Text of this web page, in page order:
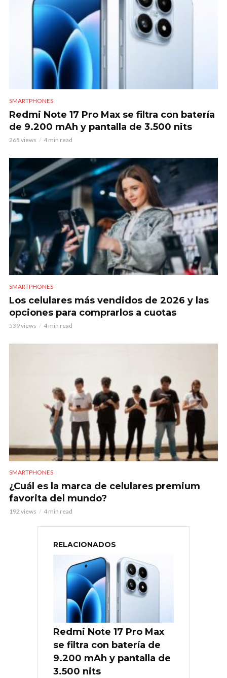
SMARTPHONES
Redmi Note 17 Pro Max se filtra con batería
de 9.200 mAh y pantalla de 3.500 nits
265 views 4 min read
SMARTPHONES
Los celulares más vendidos de 2026 y las
opciones para comprarlos a cuotas
539 views 4 min read
SMARTPHONES
¿Cuál es la marca de celulares premium
favorita del mundo?
192 views 4 min read
RELACIONADOS
Redmi Note 17 Pro Max
se filtra con batería de
9.200 mAh y pantalla de
3.500 nits